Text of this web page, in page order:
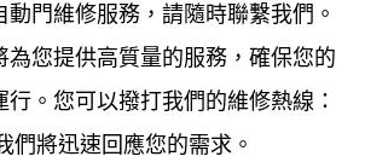
動門維修服務，請隨時聯繫我們。
為您提供高質量的服務，確保您的
行。您可以撥打我們的維修熱線：
們將迅速回應您的需求。